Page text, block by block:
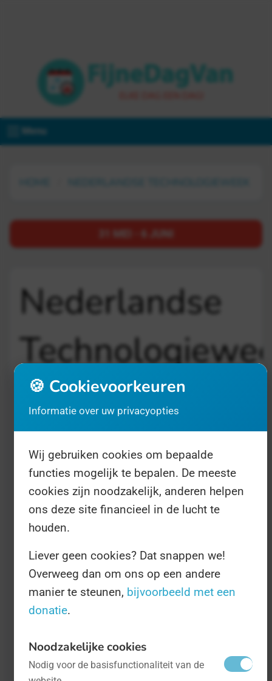
Menu
Nederlandse
31 mei tot 6 juni - 69 dagen geleden
Aangepast op 21 december 13:03
Categorie:
Wetenschap en techniek
🍪 Cookievoorkeuren
Informatie over uw privacyopties
Wij gebruiken cookies om bepaalde
functies mogelijk te bepalen. De meeste
cookies zijn noodzakelijk, anderen helpen
ons deze site financieel in de lucht te
houden.
Liever geen cookies? Dat snappen we!
Overweeg dan om ons op een andere
manier te steunen, bijvoorbeeld met een
donatie.
Noodzakelijke cookies
Nodig voor de basisfunctionaliteit van de